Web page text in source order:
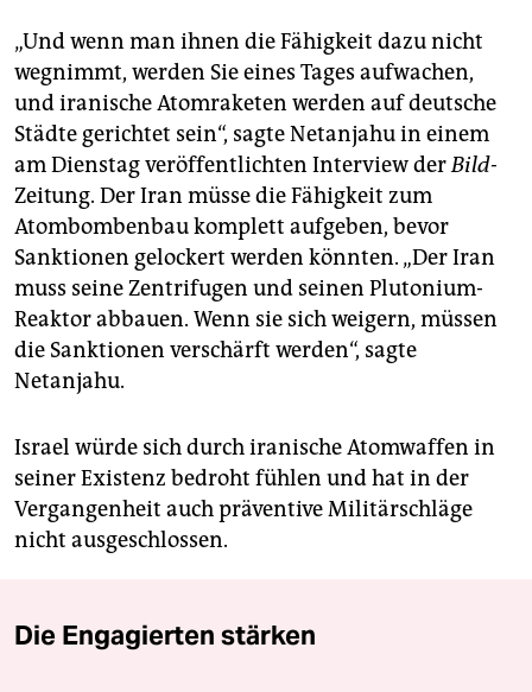
„Und wenn man ihnen die Fähigkeit dazu nicht
wegnimmt, werden Sie eines Tages aufwachen,
und iranische Atomraketen werden auf deutsche
Städte gerichtet sein“, sagte Netanjahu in einem
am Dienstag veröffentlichten Interview derBild-
Zeitung. Der Iran müsse die Fähigkeit zum
Atombombenbau komplett aufgeben, bevor
Sanktionen gelockert werden könnten. „Der Iran
muss seine Zentrifugen und seinen Plutonium-
Reaktor abbauen. Wenn sie sich weigern, müssen
die Sanktionen verschärft werden“, sagte
Netanjahu.
Israel würde sich durch iranische Atomwaffen in
seiner Existenz bedroht fühlen und hat in der
Vergangenheit auch präventive Militärschläge
nicht ausgeschlossen.
Die Engagierten stärken